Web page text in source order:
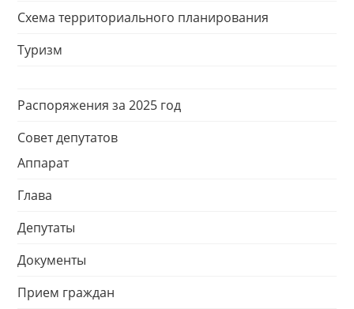
Схема территориального планирования
Туризм
Распоряжения за 2025 год
Совет депутатов
Аппарат
Глава
Депутаты
Документы
Прием граждан